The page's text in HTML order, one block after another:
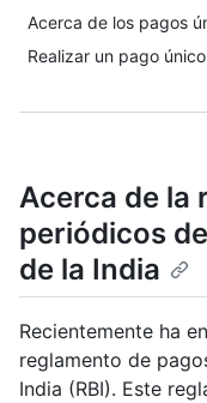
Acerca de los pagos
Realizar un pago
Acerca de la
periódicos
de la India
Recientemente ha
reglamento de
India (RBI). Este